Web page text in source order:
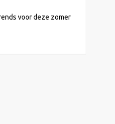
voor deze zomer